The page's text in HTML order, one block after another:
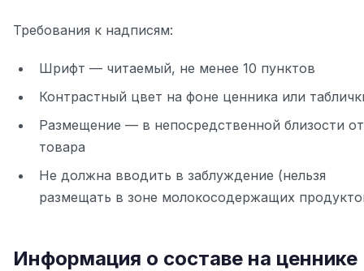
Требования к надписям:
Шрифт — читаемый, не менее 10 пунктов
Контрастный цвет на фоне ценника или
Размещение — в непосредственной близости от
товара
Не должна вводить в заблуждение (нельзя
размещать в зоне молокосодержащих
Информация о составе на ценнике